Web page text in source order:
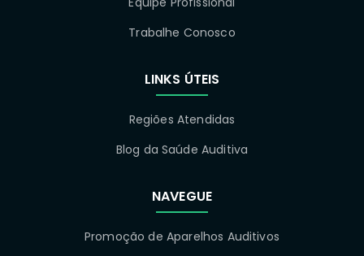
Trabalhe Conosco
LINKS ÚTEIS
Regiões Atendidas
Blog da Saúde Auditiva
NAVEGUE
Promoção de Aparelhos Auditivos